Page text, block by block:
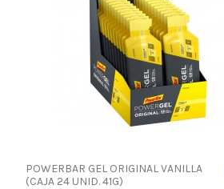
POWERBAR GEL ORIGINAL VANILLA
(CAJA 24 UNID. 41G)